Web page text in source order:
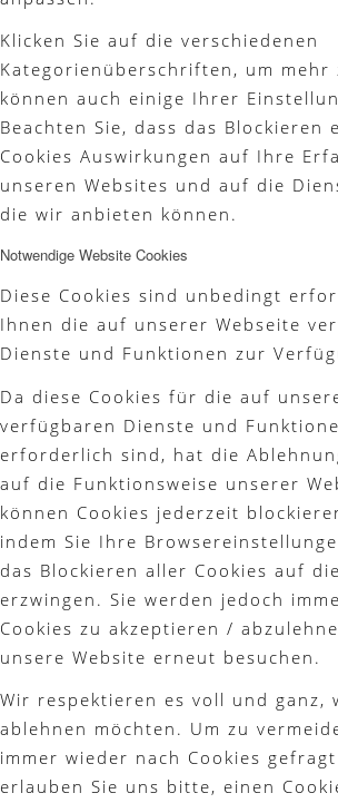
Klicken Sie auf die verschiedenen
Kategorienüberschriften, um mehr
können auch einige Ihrer
Beachten Sie, dass das Blockieren
Cookies Auswirkungen auf Ihre
unseren Websites und auf die
die wir anbieten können.
Notwendige Website Cookies
Diese Cookies sind unbedingt
Ihnen die auf unserer Webseite
Dienste und Funktionen zur
Da diese Cookies für die auf
verfügbaren Dienste und
erforderlich sind, hat die
auf die Funktionsweise unserer
können Cookies jederzeit
indem Sie Ihre
das Blockieren aller Cookies auf
erzwingen. Sie werden jedoch
Cookies zu akzeptieren /
unsere Website erneut besuchen.
Wir respektieren es voll und ganz,
ablehnen möchten. Um zu
immer wieder nach Cookies
erlauben Sie uns bitte, einen